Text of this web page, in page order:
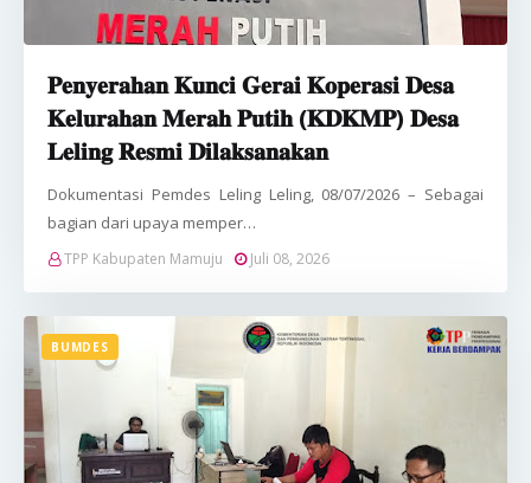
𝐏𝐞𝐧𝐲𝐞𝐫𝐚𝐡𝐚𝐧 𝐊𝐮𝐧𝐜𝐢 𝐆𝐞𝐫𝐚𝐢 𝐊𝐨𝐩𝐞𝐫𝐚𝐬𝐢 𝐃𝐞𝐬𝐚
𝐊𝐞𝐥𝐮𝐫𝐚𝐡𝐚𝐧 𝐌𝐞𝐫𝐚𝐡 𝐏𝐮𝐭𝐢𝐡 (𝐊𝐃𝐊𝐌𝐏) 𝐃𝐞𝐬𝐚
𝐋𝐞𝐥𝐢𝐧𝐠 𝐑𝐞𝐬𝐦𝐢 𝐃𝐢𝐥𝐚𝐤𝐬𝐚𝐧𝐚𝐤𝐚𝐧
Dokumentasi Pemdes Leling Leling, 08/07/2026 – Sebagai
bagian dari upaya memper…
TPP Kabupaten Mamuju Juli 08, 2026
BUMDES